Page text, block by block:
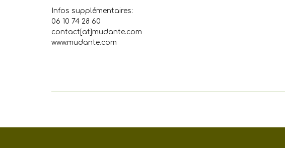
Infos supplémentaires:
06 10 74 28 60
contact[at]mudante.com
www.mudante.com